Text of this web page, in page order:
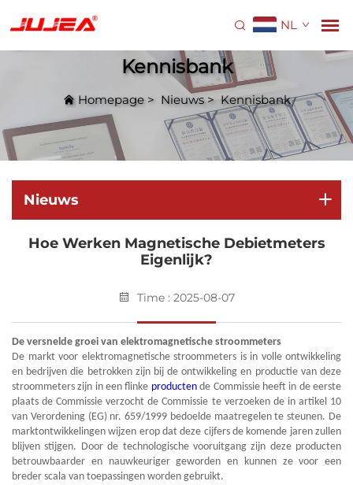
NL
Kennisbank
Homepage> Nieuws> Kennisbank
Nieuws
Hoe Werken Magnetische Debietmeters
Eigenlijk?
Time : 2025-08-07
De versnelde groei van elektromagnetische stroommeters
De markt voor elektromagnetische stroommeters is in volle ontwikkeling
en bedrijven die betrokken zijn bij de ontwikkeling en productie van deze
stroommeters zijn in een flinke productende Commissie heeft in de eerste
plaats de Commissie verzocht de Commissie te verzoeken de in artikel 10
van Verordening (EG) nr. 659/1999 bedoelde maatregelen te steunen. De
marktontwikkelingen wijzen erop dat deze cijfers de komende jaren zullen
blijven stijgen. Door de technologische vooruitgang zijn deze producten
betrouwbaarder en nauwkeuriger geworden en kunnen ze voor een
breder scala van toepassingen worden gebruikt.